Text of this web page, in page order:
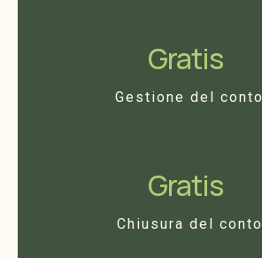
Gratis
Gestione del conto
Gratis
Chiusura del conto